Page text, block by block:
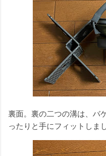
裏面。裏の二つの溝は、バ
ったりと手にフィットしま